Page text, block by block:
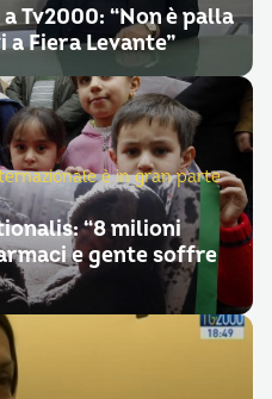
Tv2000: “Non è palla
Fiera Levante”
è in gran parte
“8 milioni
e gente soffre